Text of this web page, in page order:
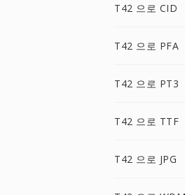
T42 으로 CID
T42 으로 PFA
T42 으로 PT3
T42 으로 TTF
T42 으로 JPG